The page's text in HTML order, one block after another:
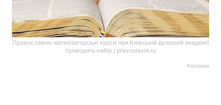
Православно-катехізаторські курси при Київській духовній академії
проводять набір / pravoslavie.ru
Реклама